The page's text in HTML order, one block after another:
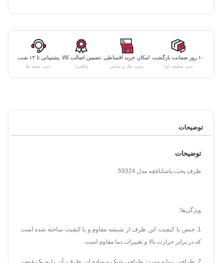
۱۰ روز ضمانت بازگشت
حتی سلیقه ای!
امکان خرید اقساطی
بدون چک و ضامن
تضمین اصالت کالا
واقعی!
پشتیبانی تا ۱۲ شب
حتی جمعه ها
توضیحات
توضیحات
ظرف پخت پاشاباغچه مدل 59324
ویژگی‌ها:
1. جنس با کیفیت: این ظرف از شیشه مقاوم و با کیفیت ساخته شده است
که در برابر حرارت بالا و تغییرات دما مقاوم است.
2. طراحی زیبا و مدرن: طراحی شیک و ساده این ظرف، آن را به یک عنصر